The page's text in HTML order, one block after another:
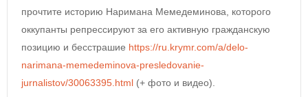
прочтите историю Наримана Мемедеминова, которого
оккупанты репрессируют за его активную гражданскую
позицию и бесстрашие https://ru.krymr.com/a/delo-
narimana-memedeminova-presledovanie-
jurnalistov/30063395.html (+ фото и видео).